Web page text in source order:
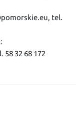
tel.
32 68 172